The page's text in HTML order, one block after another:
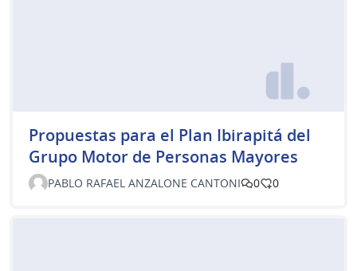
Propuestas para el Plan Ibirapitá del
Grupo Motor de Personas Mayores
PABLO RAFAEL ANZALONE CANTONI 0 0